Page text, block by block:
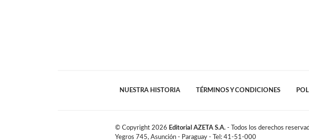
NUESTRA HISTORIA TÉRMINOS Y CONDICIONES
© Copyright 2026 Editorial AZETA S.A. - Todos los derechos
Yegros 745, Asunción - Paraguay - Tel: 41-51-000